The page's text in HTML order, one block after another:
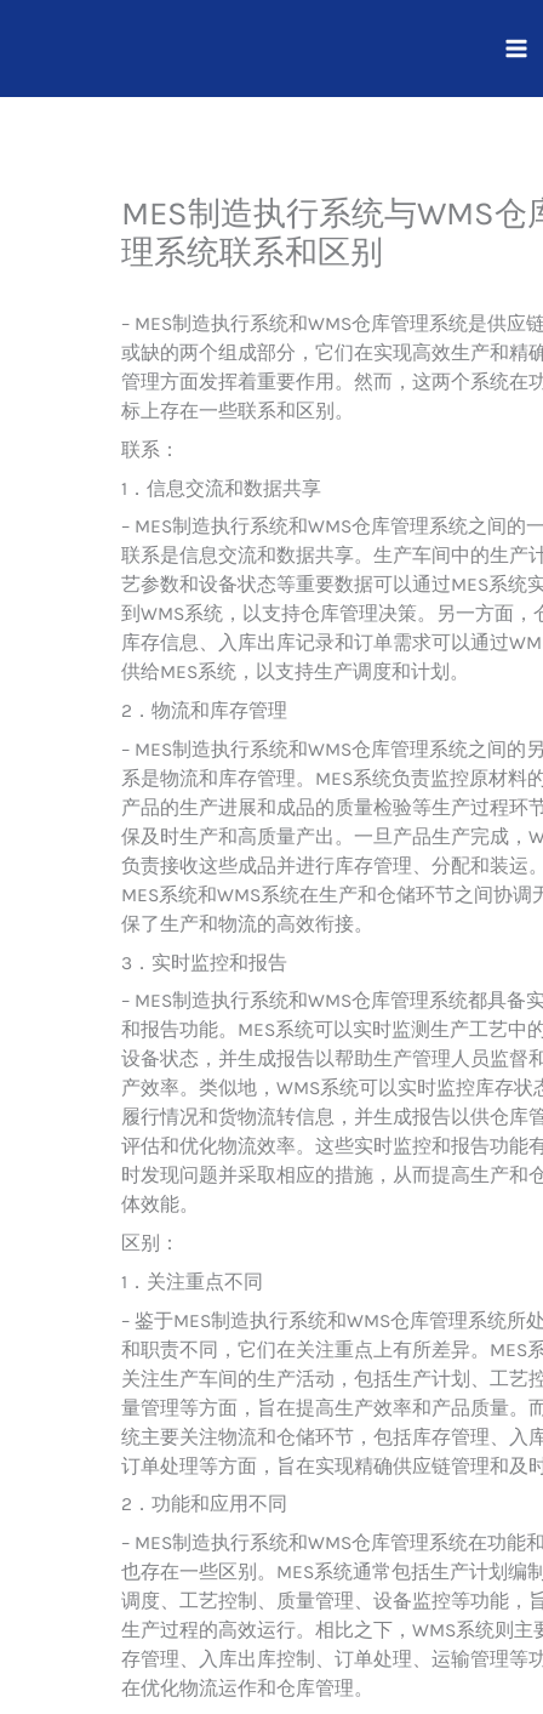
容
MES制造执行系统与WMS仓
理系统联系和区别
– MES制造执行系统和WMS仓库管理系统是供应
或缺的两个组成部分，它们在实现高效生产和精
管理方面发挥着重要作用。然而，这两个系统在
标上存在一些联系和区别。
联系：
1．信息交流和数据共享
– MES制造执行系统和WMS仓库管理系统之间的
联系是信息交流和数据共享。生产车间中的生产
艺参数和设备状态等重要数据可以通过MES系统
到WMS系统，以支持仓库管理决策。另一方面，
库存信息、入库出库记录和订单需求可以通过
供给MES系统，以支持生产调度和计划。
2．物流和库存管理
– MES制造执行系统和WMS仓库管理系统之间的
系是物流和库存管理。MES系统负责监控原材料
产品的生产进展和成品的质量检验等生产过程环
保及时生产和高质量产出。一旦产品生产完成，
负责接收这些成品并进行库存管理、分配和装运
MES系统和WMS系统在生产和仓储环节之间协调
保了生产和物流的高效衔接。
3．实时监控和报告
– MES制造执行系统和WMS仓库管理系统都具备
和报告功能。MES系统可以实时监测生产工艺中
设备状态，并生成报告以帮助生产管理人员监督
产效率。类似地，WMS系统可以实时监控库存状
履行情况和货物流转信息，并生成报告以供仓库
评估和优化物流效率。这些实时监控和报告功能
时发现问题并采取相应的措施，从而提高生产和
体效能。
区别：
1．关注重点不同
– 鉴于MES制造执行系统和WMS仓库管理系统所
和职责不同，它们在关注重点上有所差异。MES
关注生产车间的生产活动，包括生产计划、工艺
量管理等方面，旨在提高生产效率和产品质量。
统主要关注物流和仓储环节，包括库存管理、入
订单处理等方面，旨在实现精确供应链管理和及
2．功能和应用不同
– MES制造执行系统和WMS仓库管理系统在功能
也存在一些区别。MES系统通常包括生产计划编
调度、工艺控制、质量管理、设备监控等功能，
生产过程的高效运行。相比之下，WMS系统则主
存管理、入库出库控制、订单处理、运输管理等
在优化物流运作和仓库管理。